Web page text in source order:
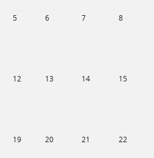
5 6 7 8
12 13 14 15
19 20 21 22